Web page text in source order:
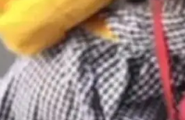
AI测试正在从效率
施。 CIO面对的新
清单上多了两项：
用安全地从PoC走
跟得上AI应用...
码的思维方式。 文
个网站的深色主题
字段来表示——bool
的默认模式、浅
大量无意义的组
全 null 了。要知道
靠"文档、校验、或
项目 Cloudflare O
会觉得这是又一
"——每个大厂都在
Varda 在 Twitte
们发布了 Cloudfla
机器人，跟其他所
，实际上它不一
自托管的分
队推出了最新开源项
上运行 Cloudflare
的守护进程。 设